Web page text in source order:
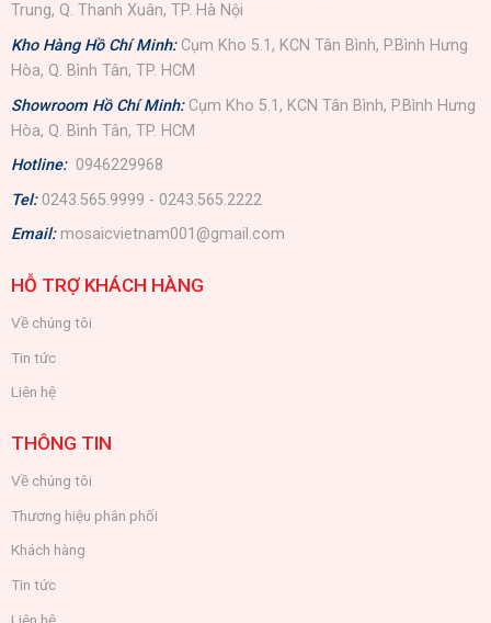
Trung, Q. Thanh Xuân, TP. Hà Nội
Kho Hàng Hồ Chí Minh: Cụm Kho 5.1, KCN Tân Bình, P.Bình Hưng
Hòa, Q. Bình Tân, TP. HCM
Showroom Hồ Chí Minh: Cụm Kho 5.1, KCN Tân Bình, P.Bình Hưng
Hòa, Q. Bình Tân, TP. HCM
Hotline: 0946229968
Tel: 0243.565.9999 - 0243.565.2222
Email: mosaicvietnam001@gmail.com
HỖ TRỢ KHÁCH HÀNG
Về chúng tôi
Tin tức
Liên hệ
THÔNG TIN
Về chúng tôi
Thương hiệu phân phối
Khách hàng
Tin tức
Liên hệ